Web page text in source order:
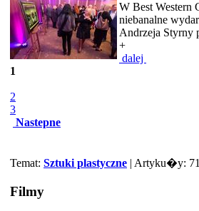
W Best Western
niebanalne
Andrzeja Styrny
+
dalej
1
2
3
Nastepne
Temat: Sztuki plastyczne | Artyku�y:
Filmy